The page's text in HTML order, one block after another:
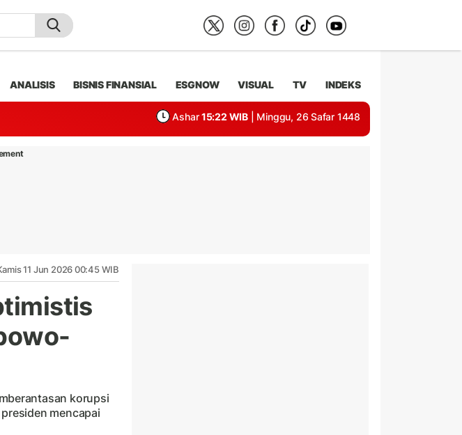
ANALISIS BISNIS FINANSIAL ESGNOW VISUAL TV INDEKS
Ashar 15:22 WIB | Minggu, 26 Safar 1448
11 Jun 2026 00:45 WIB
korupsi
mencapai